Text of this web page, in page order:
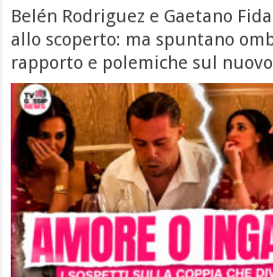
Belén Rodriguez e Gaetano
allo scoperto: ma spuntano
rapporto e polemiche sul